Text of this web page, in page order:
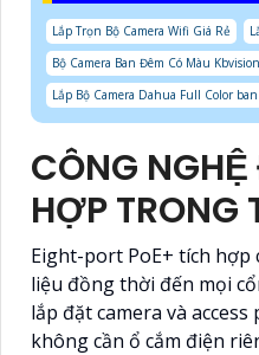
Lắp Trọn Bộ Camera Wifi Giá Rẻ
Bộ Camera Ban Đêm Có Màu Kbvision
Lắp Bộ Camera Dahua Full Color
CÔNG
HỢP
Eight-port PoE+ tích hợp
liệu đồng thời đến mọi
lắp đặt camera và
không cần ổ cắm điện